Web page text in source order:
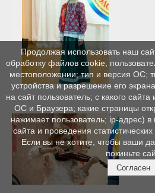
Продолжая использовать наш
обработку файлов cookie,
местоположении; тип и версия ОС;
устройства и разрешение его
на сайт пользователь; с какого
ОС и Браузера; какие страницы
нажимает пользователь; ip-адрес)
сайта и проведения
Если вы не хотите, чтобы ваши
покиньте
Согласен